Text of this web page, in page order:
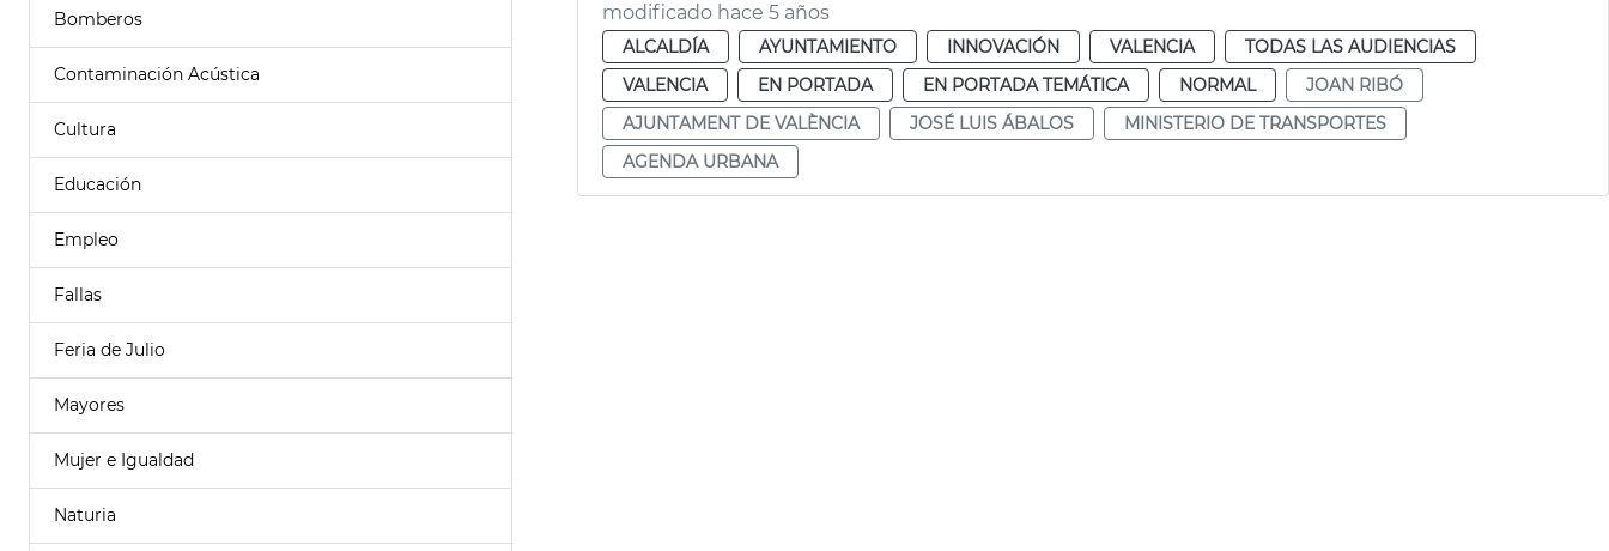
Bomberos
Contaminación Acústica
Cultura
Educación
Empleo
Fallas
Feria de Julio
Mayores
Mujer e Igualdad
Naturia
modificado hace 5 años
ALCALDÍA AYUNTAMIENTO INNOVACIÓN VALENCIA
TODAS LAS AUDIENCIAS
VALENCIA
EN PORTADA EN PORTADA TEMÁTICA NORMAL
JOAN RIBÓ
AJUNTAMENT DE VALÈNCIA
JOSÉ LUIS ÁBALOS
MINISTERIO DE TRANSPORTES
AGENDA URBANA